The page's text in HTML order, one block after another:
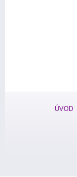
ÚVOD